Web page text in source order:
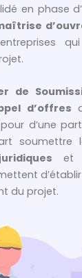
en phase d’
de
d’offres
d’une
soumettre
et
du projet.